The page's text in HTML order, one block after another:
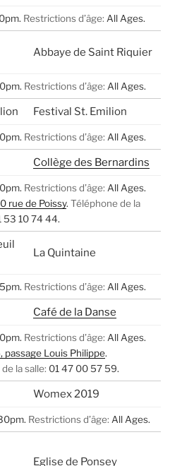
Restrictions d’âge: All Ages.
Abbaye de Saint Riquier
Restrictions d’âge: All Ages.
Festival St. Emilion
Restrictions d’âge: All Ages.
Collège des Bernardins
Restrictions d’âge: All Ages.
rue de Poissy. Téléphone de la
53 10 74 44.
La Quintaine
Restrictions d’âge: All Ages.
Café de la Danse
Restrictions d’âge: All Ages.
passage Louis Philippe.
la salle: 01 47 00 57 59.
Womex 2019
Restrictions d’âge: All Ages.
Eglise de Ponsey